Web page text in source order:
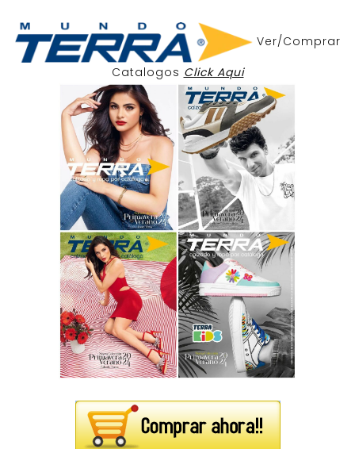
Ver/Comprar
Catalogos Click Aqui